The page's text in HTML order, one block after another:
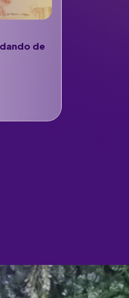
de